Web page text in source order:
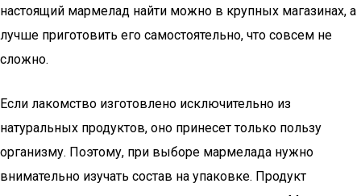
настоящий мармелад найти можно в крупных магазинах, а
лучше приготовить его самостоятельно, что совсем не
сложно.
Если лакомство изготовлено исключительно из
натуральных продуктов, оно принесет только пользу
организму. Поэтому, при выборе мармелада нужно
внимательно изучать состав на упаковке. Продукт